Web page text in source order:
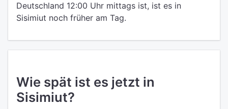
Deutschland 12:00 Uhr mittags ist, ist es in
Sisimiut noch früher am Tag.
Wie spät ist es jetzt in
Sisimiut?